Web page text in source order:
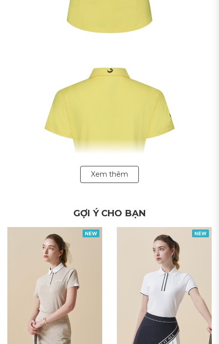
POLYESTER88% POLYURETHANE12%
Áo Golf nữ thiết kế theo kiểu dáng polo hiện đại, thanh
Chi tiết đường kẻ hai bên vai áo tạo điểm nhấn cho thiết
kế, đem lại vẻ trẻ trung, năng động cho người mặc.
Xem thêm
GỢI Ý CHO BẠN